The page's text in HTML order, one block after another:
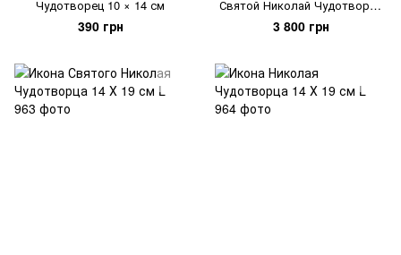
Чудотворец 10 × 14 см
390 грн
Святой Николай Чудотворец
18 Х 24 см
3 800 грн